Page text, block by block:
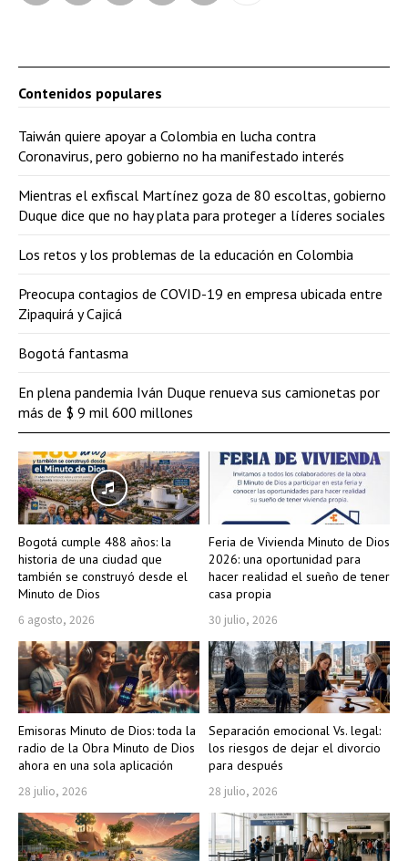
Bogotá cumple 488 años: la
historia de una ciudad que
también se construyó desde el
Minuto de Dios
6 agosto, 2026
Feria de Vivienda Minuto de Dios
2026: una oportunidad para
hacer realidad el sueño de tener
casa propia
30 julio, 2026
Emisoras Minuto de Dios: toda la
radio de la Obra Minuto de Dios
ahora en una sola aplicación
28 julio, 2026
Separación emocional Vs. legal:
los riesgos de dejar el divorcio
para después
28 julio, 2026
Contenidos populares
Taiwán quiere apoyar a Colombia en lucha contra
Coronavirus, pero gobierno no ha manifestado interés
Mientras el exfiscal Martínez goza de 80 escoltas, gobierno
Duque dice que no hay plata para proteger a líderes sociales
Los retos y los problemas de la educación en Colombia
Preocupa contagios de COVID-19 en empresa ubicada entre
Zipaquirá y Cajicá
Bogotá fantasma
En plena pandemia Iván Duque renueva sus camionetas por
más de $ 9 mil 600 millones